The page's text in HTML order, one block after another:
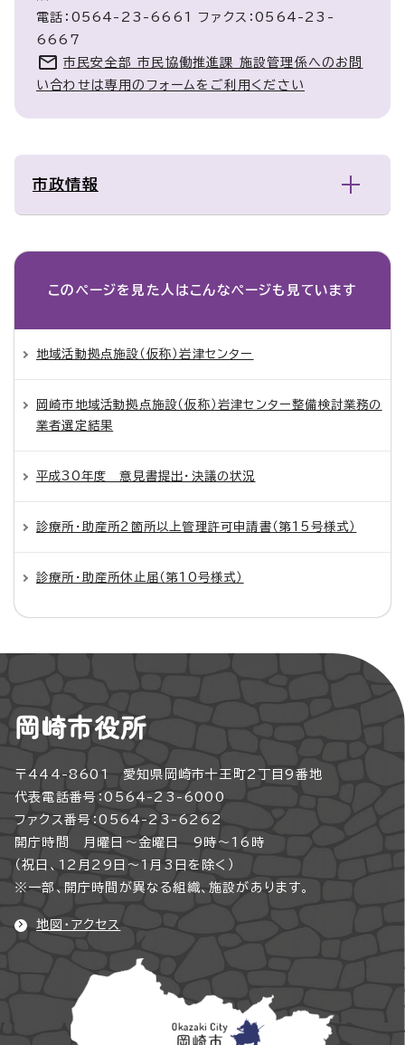
電話：0564-23-6661 ファクス：0564-23-
6667
市民安全部 市民協働推進課 施設管理係へのお問
い合わせは専用のフォームをご利用ください
市政情報
このページを見た人は こんなページも見ています
地域活動拠点施設（仮称）岩津センター
岡崎市地域活動拠点施設（仮称）岩津センター整備検討業務の
業者選定結果
平成30年度 意見書提出・決議の状況
診療所・助産所2箇所以上管理許可申請書（第15号様式）
診療所・助産所休止届（第10号様式）
岡崎市役所
〒444-8601 愛知県岡崎市十王町2丁目9番地
代表電話番号：0564-23-6000
ファクス番号：0564-23-6262
開庁時間 月曜日～金曜日 9時～16時
（祝日、12月29日～1月3日を除く）
※一部、開庁時間が異なる組織、施設があります。
地図・アクセス